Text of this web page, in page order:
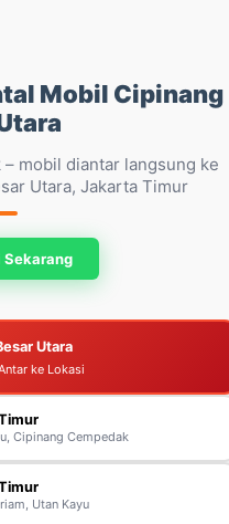
Mobil Cipinang
mobil diantar langsung ke
Utara, Jakarta Timur
Sekarang
Utara
ke Lokasi
Cipinang Cempedak
Utan Kayu